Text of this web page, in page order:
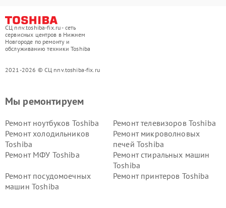
СЦ nnv.toshiba-fix.ru - сеть
сервисных центров в Нижнем
Новгороде по ремонту и
обслуживанию техники Toshiba
2021-2026 © СЦ nnv.toshiba-fix.ru
Мы ремонтируем
Ремонт ноутбуков Toshiba
Ремонт телевизоров Toshiba
Ремонт холодильников
Toshiba
Ремонт микроволновых
печей Toshiba
Ремонт МФУ Toshiba
Ремонт стиральных машин
Toshiba
Ремонт посудомоечных
машин Toshiba
Ремонт принтеров Toshiba